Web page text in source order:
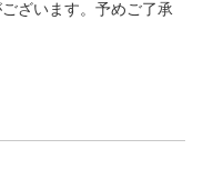
ざいます。予めご了承